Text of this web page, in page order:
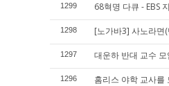
1299 68혁명 다큐 - EBS
1298 [노가바3] 사노라면
1297 대운하 반대 교수
1296 홈리스 야학 교사를